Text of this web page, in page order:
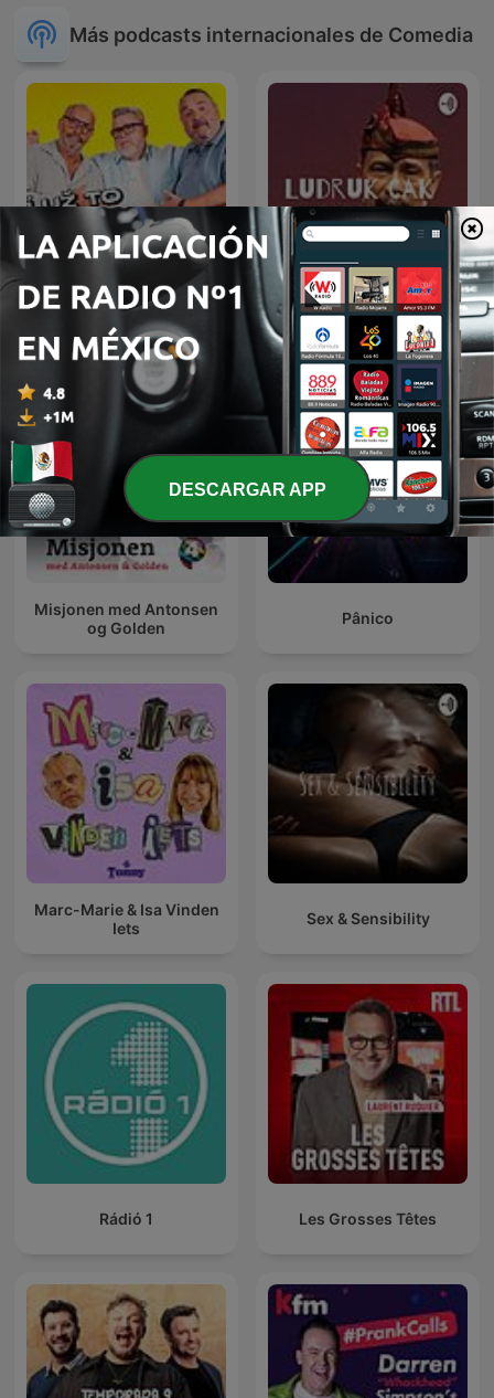
Más podcasts internacionales de Comedia
Lepší už to nebude Ludruk Cak Kartolo dkk
Misjonen med Antonsen
og Golden
Pânico
Marc-Marie & Isa Vinden
Iets
Sex & Sensibility
Rádió 1 Les Grosses Têtes
DESCARGAR APP